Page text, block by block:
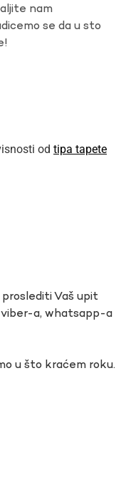
nam
se da u sto
od tipa tapete
Vaš upit
a, whatsapp-a
u što kraćem roku.